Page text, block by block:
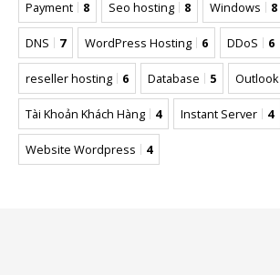
Payment 8 Seo hosting 8 Windows 8
DNS 7 WordPress Hosting 6 DDoS 6
reseller hosting 6 Database 5 Outlook
Tài Khoản Khách Hàng 4 Instant Server 4
Website Wordpress 4